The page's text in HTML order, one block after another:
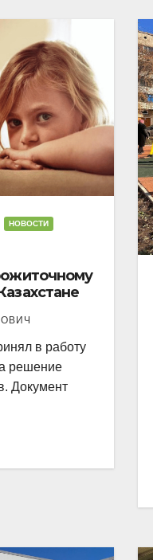
НОВОСТИ
в работу
решение
Документ